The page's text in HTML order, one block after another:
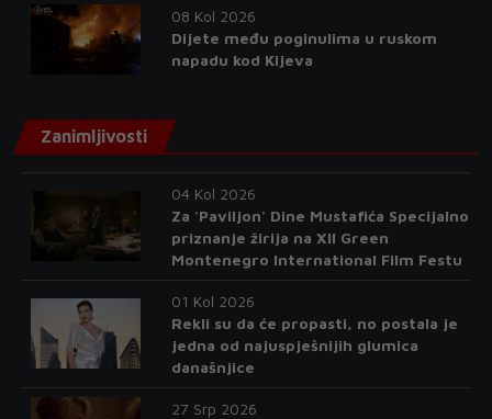
08 Kol 2026
Dijete među poginulima u ruskom
napadu kod Kijeva
Zanimljivosti
04 Kol 2026
Za 'Paviljon' Dine Mustafića Specijalno
priznanje žirija na XII Green
Montenegro International Film Festu
01 Kol 2026
Rekli su da će propasti, no postala je
jedna od najuspješnijih glumica
današnjice
27 Srp 2026